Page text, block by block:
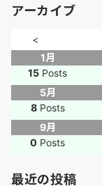
アーカイブ
<
1月
15 Posts
5月
8 Posts
9月
0 Posts
最近の投稿